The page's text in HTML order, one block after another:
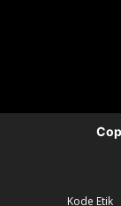
Kode Etik